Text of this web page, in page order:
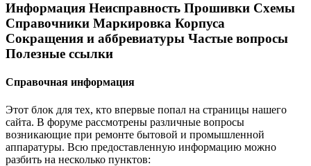
Информация Неисправность Прошивки Схемы
Справочники Маркировка Корпуса
Сокращения и аббревиатуры Частые вопросы
Полезные ссылки
Справочная информация
Этот блок для тех, кто впервые попал на страницы нашего
сайта. В форуме рассмотрены различные вопросы
возникающие при ремонте бытовой и промышленной
аппаратуры. Всю предоставленную информацию можно
разбить на несколько пунктов: